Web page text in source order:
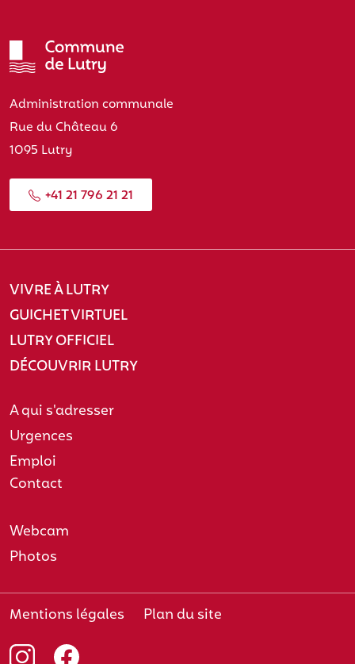
Administration communale
Rue du Château 6
1095 Lutry
+41 21 796 21 21
VIVRE À LUTRY
GUICHET VIRTUEL
LUTRY OFFICIEL
DÉCOUVRIR LUTRY
A qui s'adresser
Urgences
Emploi
Contact
Webcam
Photos
Mentions légales Plan du site